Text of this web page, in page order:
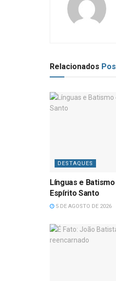
Relacionados
DESTAQUES
Línguas e
Espírito Santo
5 DE AGOSTO DE 2026